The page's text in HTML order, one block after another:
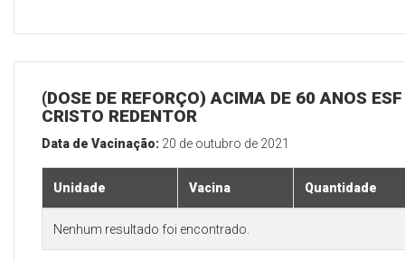
(DOSE DE REFORÇO) ACIMA DE 60 ANOS ESF
CRISTO REDENTOR
Data de Vacinação: 20 de outubro de 2021
Unidade Vacina Quantidade
Nenhum resultado foi encontrado.